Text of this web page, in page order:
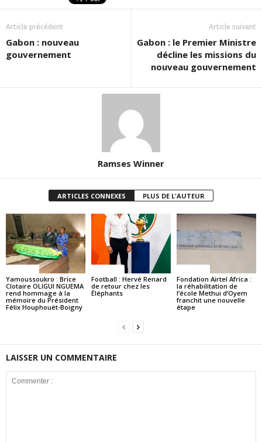
Article précédent
Gabon : nouveau
gouvernement
Article suivant
Gabon : le Premier Ministre
décline les missions du
nouveau gouvernement
Ramses Winner
ARTICLES CONNEXES PLUS DE L'AUTEUR
Yamoussoukro : Brice
Clotaire OLIGUI NGUEMA
rend hommage à la
mémoire du Président
Félix Houphouët-Boigny
Football : Hervé Renard
de retour chez les
Éléphants
Fondation Airtel Africa :
la réhabilitation de
l’école Methui d’Oyem
franchit une nouvelle
étape
LAISSER UN COMMENTAIRE